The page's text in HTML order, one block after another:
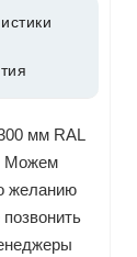
мм RAL
Можем
желанию